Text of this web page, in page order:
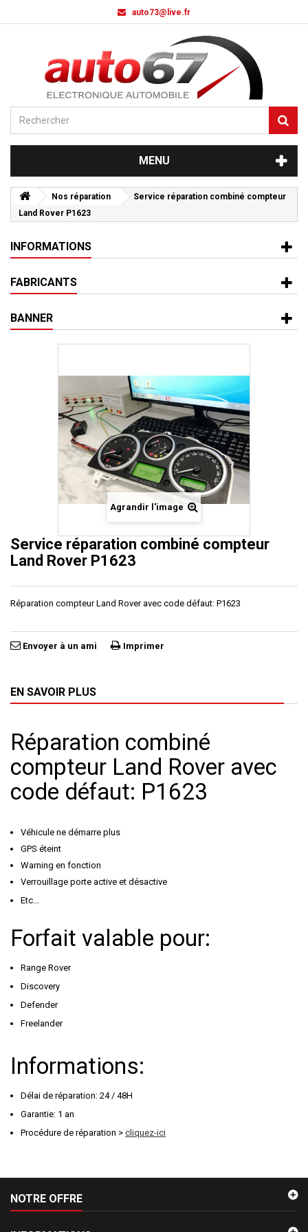
auto73@live.fr
MENU
Nos réparation
Service réparation combiné compteur
Land Rover P1623
INFORMATIONS
FABRICANTS
BANNER
Agrandir l'image
Service réparation combiné compteur
Land Rover P1623
Réparation compteur Land Roveravec code défaut: P1623
Envoyer à un ami Imprimer
EN SAVOIR PLUS
Réparation combiné
compteur Land Rover avec
code défaut: P1623
Véhicule ne démarre plus
GPS éteint
Warning en fonction
Verrouillage porte active et désactive
Etc...
Forfait valable pour:
Range Rover
Discovery
Defender
Freelander
Informations:
Délai de réparation: 24 / 48H
Garantie: 1 an
Procédure de réparation > cliquez-ici
NOTRE OFFRE